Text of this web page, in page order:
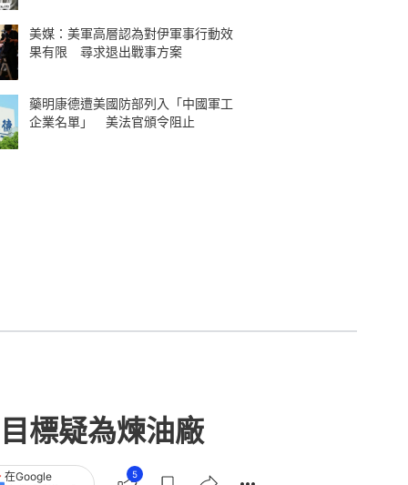
美媒：美軍高層認為對伊軍事行動效
果有限 尋求退出戰事方案
藥明康德遭美國防部列入「中國軍工
企業名單」 美法官頒令阻止
標疑為煉油廠
在Google
5